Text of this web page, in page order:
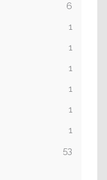
6
1
1
1
1
1
1
53